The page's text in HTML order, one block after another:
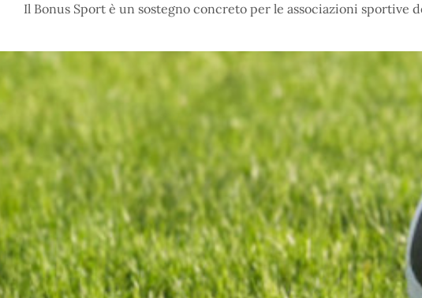
Il Bonus Sport è un sostegno concreto per le associazioni sportive